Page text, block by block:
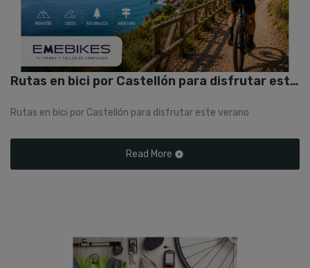
Rutas en bici por Castellón para disfrutar este verano
Rutas en bici por Castellón para disfrutar este verano
Read More